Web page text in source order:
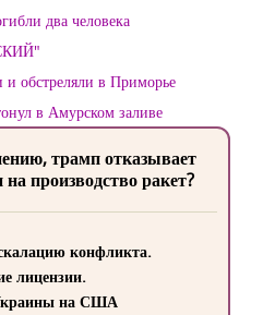
два человека
обстреляли в Приморье
в Амурском заливе
трамп отказывает
производство ракет?
конфликта.
лицензии.
на США